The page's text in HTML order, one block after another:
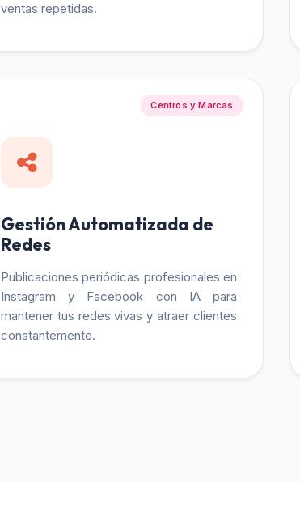
ventas repetidas.
Centros y Marcas
Gestión Automatizada de
Redes
Publicaciones periódicas profesionales en
Instagram y Facebook con IA para
mantener tus redes vivas y atraer clientes
constantemente.